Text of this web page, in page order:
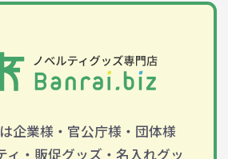
企業様・官公庁様・団体様
ィ・販促グッズ・名入れグッ